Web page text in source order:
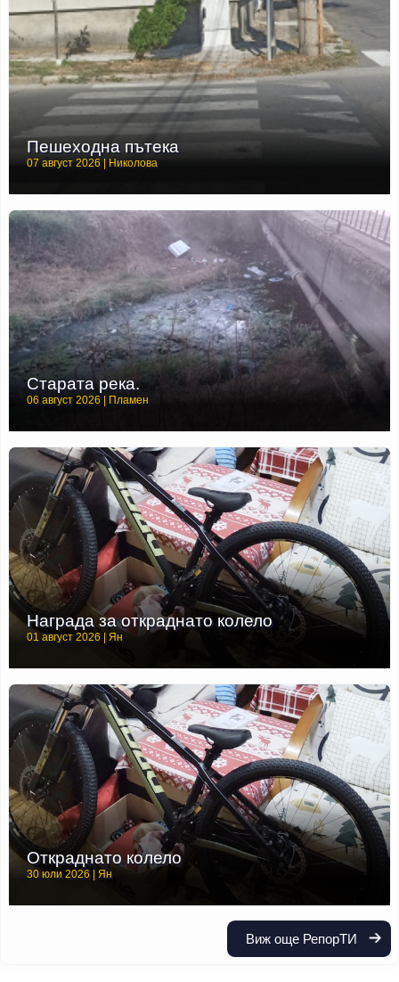
Пешеходна пътека
07 август 2026 | Николова
Старата река.
06 август 2026 | Пламен
Награда за откраднато колело
01 август 2026 | Ян
Откраднато колело
30 юли 2026 | Ян
Виж още РепорТИ